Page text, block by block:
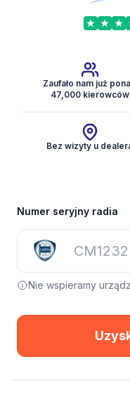
Zaufało nam już
47,000 kierowców
Bez wizyty u
Numer seryjny radia
Nie wspieramy